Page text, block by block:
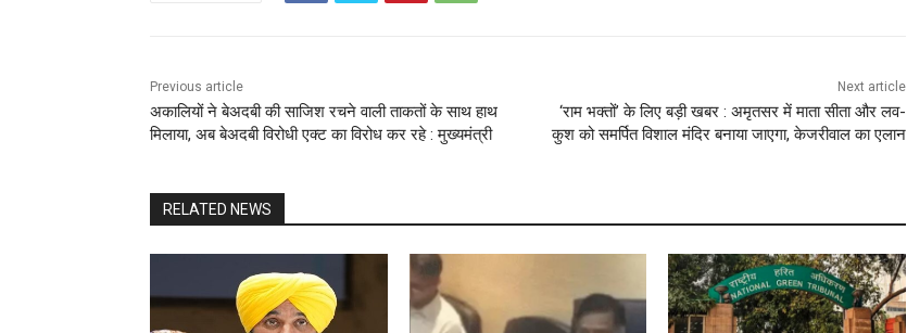
Previous article
अकालियों ने बेअदबी की साजिश रचने वाली ताकतों के साथ हाथ
मिलाया, अब बेअदबी विरोधी एक्ट का विरोध कर रहे : मुख्यमंत्री
Next article
‘राम भक्तों’ के लिए बड़ी खबर : अमृतसर में माता सीता और लव-
कुश को समर्पित विशाल मंदिर बनाया जाएगा, केजरीवाल का एलान
RELATED NEWS